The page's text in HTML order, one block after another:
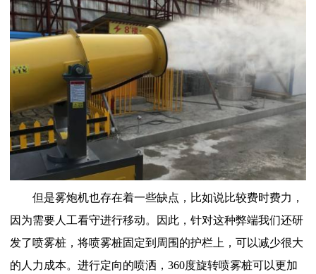
但是雾炮机也存在着一些缺点，比如说比较费时费力，
因为需要人工看守进行移动。因此，针对这种弊端我们还研
发了喷雾桩，将喷雾桩固定到周围的护栏上，可以减少很大
的人力成本。进行定向的喷洒， 360度旋转喷雾桩可以更加